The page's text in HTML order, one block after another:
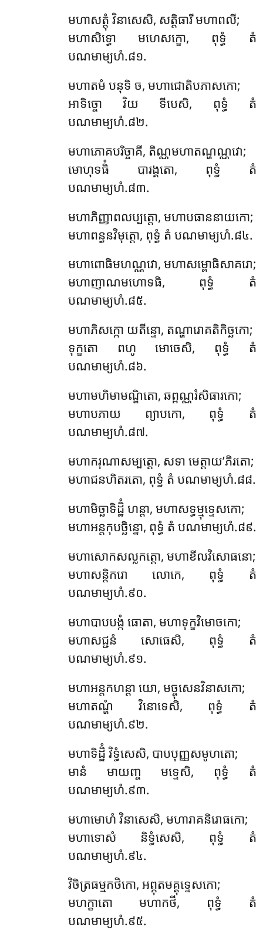
មហាសត្តុំ វិនាសេសិ, សត្តិធារី មហាពលី;
មហាសិទ្ធោ មហេសក្ខោ, ពុទ្ធំ តំ
បណមាម្យហំ.៨១.
មហាតមំ បនុទិ ច, មហាជោតិបភាសកោ;
អាទិច្ចោ វិយ ទីបេសិ, ពុទ្ធំ តំ
បណមាម្យហំ.៨២.
មហាភោគបរិច្ចាគី, តិណ្ណមហាតណ្ហណ្ណវោ;
មោហុទធិំ បារង្គតោ, ពុទ្ធំ តំ
បណមាម្យហំ.៨៣.
មហាភិញ្ញាពលប្បត្តោ, មហាបធាននាយកោ;
មហាពន្ធនវិមុត្តោ, ពុទ្ធំ តំ បណមាម្យហំ.៨៤.
មហាពោធិមហណ្ណវោ, មហាសម្ពោធិសាគរោ;
មហាញាណមហោទធិ, ពុទ្ធំ តំ
បណមាម្យហំ.៨៥.
មហាភិសក្កោ យតីន្ទោ, តណ្ហារោគតិកិច្ឆកោ;
ទុក្ខតោ ពហូ មោចេសិ, ពុទ្ធំ តំ
បណមាម្យហំ.៨៦.
មហាមហិមាមណ្ឌិតោ, ឆព្ពណ្ណរំសិធារកោ;
មហាបភាយ ព្យាបកោ, ពុទ្ធំ តំ
បណមាម្យហំ.៨៧.
មហាករុណាសម្បត្តោ, សទា មេត្តាយ’ភិរតោ;
មហាជនហិតរតោ, ពុទ្ធំ តំ បណមាម្យហំ.៨៨.
មហាមិច្ឆាទិដ្ឋិំ ហន្តា, មហាសទ្ធម្មុទ្ទេសកោ;
មហាអន្តកុបច្ឆិន្នោ, ពុទ្ធំ តំ បណមាម្យហំ.៨៩.
មហាសោកសល្លកត្តោ, មហាខីលវិសោធនោ;
មហាសន្តិករោ លោកេ, ពុទ្ធំ តំ
បណមាម្យហំ.៩០.
មហាបាបបង្កំ ធោតា, មហាទុក្ខវិមោចកោ;
មហាសជ្ជនំ សោធេសិ, ពុទ្ធំ តំ
បណមាម្យហំ.៩១.
មហាអន្តកហន្តា យោ, មច្ចុសេនវិនាសកោ;
មហាតណ្ហំ វិនោទេសិ, ពុទ្ធំ តំ
បណមាម្យហំ.៩២.
មហាទិដ្ឋិំ វិទ្ធំសេសិ, បាបបុញ្ញសមូហតោ;
មានំ មាយញ្ច មទ្ទេសិ, ពុទ្ធំ តំ
បណមាម្យហំ.៩៣.
មហាមោហំ វិនាសេសិ, មហារាគនិរោធកោ;
មហាទោសំ និទ្ធំសេសិ, ពុទ្ធំ តំ
បណមាម្យហំ.៩៤.
វិចិត្រធម្មកថិកោ, អព្ភុតមគ្គុទ្ទេសកោ;
មហក្ខាតោ មហាកថី, ពុទ្ធំ តំ
បណមាម្យហំ.៩៥.